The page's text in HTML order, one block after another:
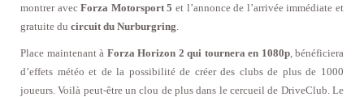
montrer avecForza Motorsport 5 et l’annonce de l’arrivée immédiate et
gratuite du circuit du Nurburgring
Place maintenant à Forza Horizon 2 qui tournera en 1080p, bénéficiera
d’effets météo et de la possibilité de créer des clubs de plus de 1000
joueurs. Voilà peut-être un clou de plus dans le cercueil de DriveClub. Le